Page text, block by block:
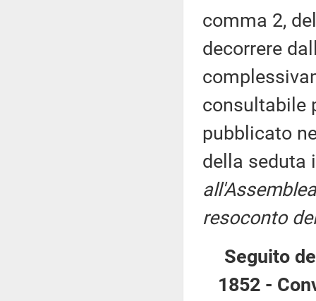
comma 2,
decorrere
consultabile
pubblicato
della seduta
resoconto
Seguito
1852 -